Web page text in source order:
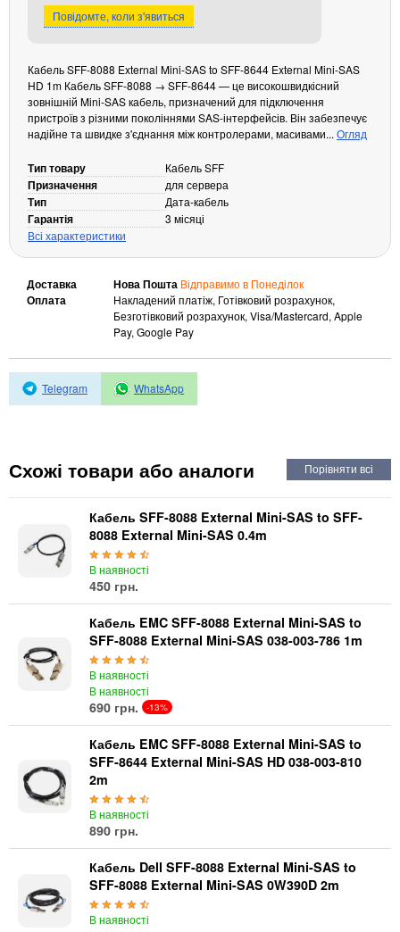
Кабелі та роз'єми
Хаби і кардридери
Фильтри та стабілізатори
Павербанки
Кабелі, роз'єми, перехідники
Аксесуари для ноутбуків
Акумулятори
Зовнішні блоки живлення
Периферійні пристрої
Клавіатури, миші, комплекти
Відеоспостереження
Автономне живлення
Повідомте, коли з'явиться
Кабель SFF-8088 External Mini-SAS to SFF-8644 External Mini-SAS
HD 1m Кабель SFF-8088 → SFF-8644 — це високошвидкісний
зовнішній Mini-SAS кабель, призначений для підключення
пристроїв з різними поколіннями SAS-інтерфейсів. Він забезпечує
надійне та швидке з'єднання між контролерами, масивами... Огляд
Тип товару Кабель SFF
Призначення для сервера
Тип Дата-кабель
Гарантія
3 місяці
Всі характеристики
Доставка Нова Пошта Відправимо в Понеділок
Оплата
Накладений платіж, Готівковий розрахунок,
Безготівковий розрахунок, Visa/Mastercard, Apple
Pay, Google Pay
Telegram WhatsApp
Схожі товари або аналоги
Кабель SFF-8088 External Mini-SAS to SFF-
8088 External Mini-SAS 0.4m
В наявності
450 грн.
Кабель EMC SFF-8088 External Mini-SAS to
SFF-8088 External Mini-SAS 038-003-786 1m
В наявності
В наявності
690 грн. -13%
Кабель EMC SFF-8088 External Mini-SAS to
SFF-8644 External Mini-SAS HD 038-003-810
2m
В наявності
890 грн.
Кабель Dell SFF-8088 External Mini-SAS to
SFF-8088 External Mini-SAS 0W390D 2m
В наявності